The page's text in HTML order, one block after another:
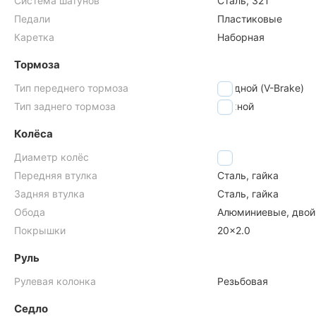
Педали
Пластиковые
Каретка
Наборная
Тормоза
Тип переднего тормоза
ободной (V-Brake)
Тип заднего тормоза
ножной
Колёса
Диаметр колёс
20"
Передняя втулка
Сталь, гайка
Задняя втулка
Сталь, гайка
Обода
Алюминиевые,
Покрышки
20x2.0
Руль
Рулевая колонка Резьбовая
Седло